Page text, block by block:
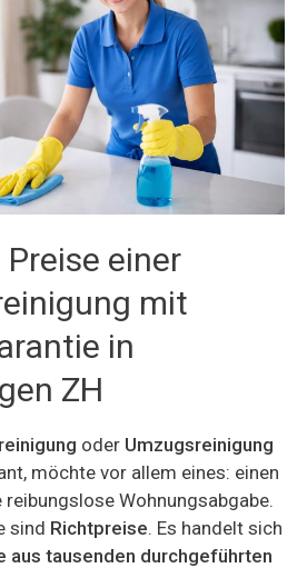
einer
mit
in
ZH
oder Umzugsreinigung
möchte vor allem eines: einen
Wohnungsabgabe.
sind Richtpreise. Es handelt sich
aus tausenden durchgeführten